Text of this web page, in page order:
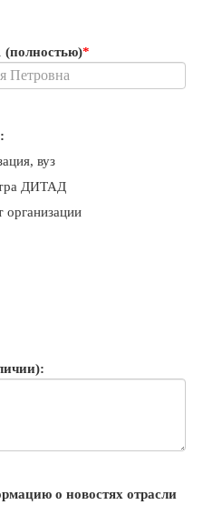
*
вуз
ДИТАД
организации
о новостях отрасли